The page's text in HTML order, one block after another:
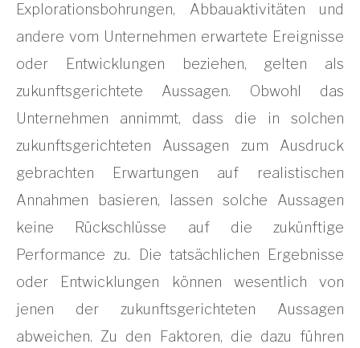
Explorationsbohrungen, Abbauaktivitäten und
andere vom Unternehmen erwartete Ereignisse
oder Entwicklungen beziehen, gelten als
zukunftsgerichtete Aussagen. Obwohl das
Unternehmen annimmt, dass die in solchen
zukunftsgerichteten Aussagen zum Ausdruck
gebrachten Erwartungen auf realistischen
Annahmen basieren, lassen solche Aussagen
keine Rückschlüsse auf die zukünftige
Performance zu. Die tatsächlichen Ergebnisse
oder Entwicklungen können wesentlich von
jenen der zukunftsgerichteten Aussagen
abweichen. Zu den Faktoren, die dazu führen